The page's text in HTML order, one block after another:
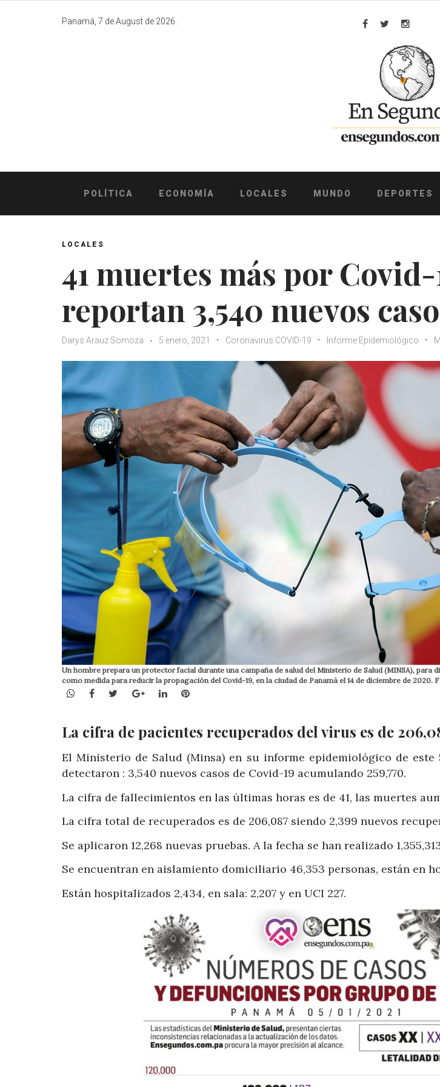
Panamá, 7 de August de 2026.
Facebook
Twitter
POLÍTICA ECONOMÍA LOCALES MUNDO DEPORTES
LOCALES
41 muertes más por Covid-
reportan 3,540 nuevos
Darys Arauz Somoza 5 enero, 2021 Coronavirus COVID-19 Informe Epidemiológico
Un hombre prepara un protector facial durante una campaña de salud del Ministerio de Salud (MINSA), para
como medida para reducir la propagación del Covid-19, en la ciudad de Panamá el 14 de diciembre de 2020.
WhatsApp
Facebook
TwitterGoogle+LinkedInPinterest
La cifra de pacientes recuperados del virus es de
El Ministerio de Salud (Minsa) en su informe epidemiológico de este
detectaron : 3,540 nuevos casos de Covid-19 acumulando 259,770.
La cifra de fallecimientos en las últimas horas es de 41, las muertes
La cifra total de recuperados es de 206,087 siendo 2,399 nuevos
Se aplicaron 12,268 nuevas pruebas. A la fecha se han realizado
Se encuentran en aislamiento domiciliario 46,353 personas, están en
Están hospitalizados 2,434, en sala: 2,207 y en UCI 227.